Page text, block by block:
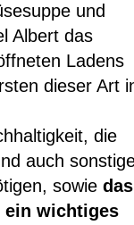
und
Albert das
Ladens
dieser Art
die
auch
sowie das
ein wichtiges